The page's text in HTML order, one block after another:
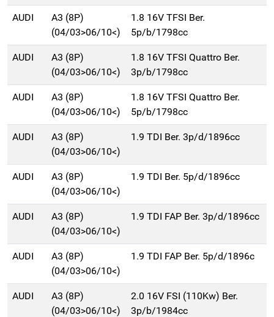
AUDI
A3 (8P)
(04/03>06/10<)
1.8 16V TFSI Ber.
5p/b/1798cc
AUDI
A3 (8P)
(04/03>06/10<)
1.8 16V TFSI Quattro Ber.
3p/b/1798cc
AUDI
A3 (8P)
(04/03>06/10<)
1.8 16V TFSI Quattro Ber.
5p/b/1798cc
AUDI
A3 (8P)
(04/03>06/10<)
1.9 TDI Ber. 3p/d/1896cc
AUDI
A3 (8P)
(04/03>06/10<)
1.9 TDI Ber. 5p/d/1896cc
AUDI
A3 (8P)
(04/03>06/10<)
1.9 TDI FAP Ber. 3p/d/1896cc
AUDI
A3 (8P)
(04/03>06/10<)
1.9 TDI FAP Ber. 5p/d/1896c
AUDI
A3 (8P)
(04/03>06/10<)
2.0 16V FSI (110Kw) Ber.
3p/b/1984cc